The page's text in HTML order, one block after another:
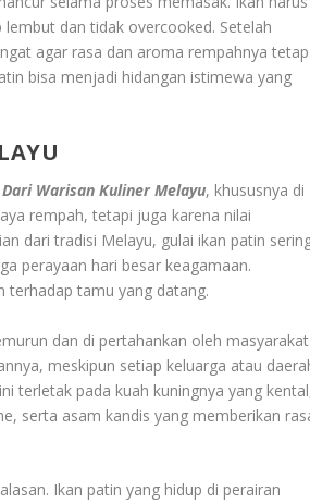
dan tidak overcooked. Setelah
agar rasa dan aroma rempahnya tetap
bisa menjadi hidangan istimewa yang
Warisan Kuliner Melayu, khususnya di
rempah, tetapi juga karena nilai
dari tradisi Melayu, gulai ikan patin
perayaan hari besar keagamaan.
terhadap tamu yang datang.
dan di pertahankan oleh masyarakat
meskipun setiap keluarga atau
terletak pada kuah kuningnya yang
serta asam kandis yang memberikan
Ikan patin yang hidup di perairan